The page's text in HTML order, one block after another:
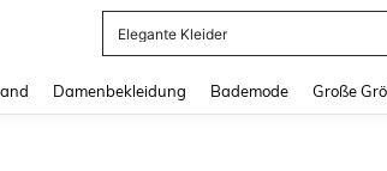
Elegante Kleider
Damenbekleidung Bademode Große